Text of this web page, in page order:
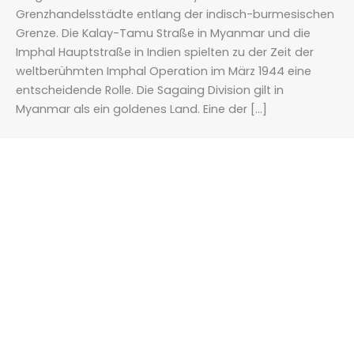
Grenzhandelsstädte entlang der indisch-burmesischen
Grenze. Die Kalay-Tamu Straße in Myanmar und die
Imphal Hauptstraße in Indien spielten zu der Zeit der
weltberühmten Imphal Operation im März 1944 eine
entscheidende Rolle. Die Sagaing Division gilt in
Myanmar als ein goldenes Land. Eine der […]